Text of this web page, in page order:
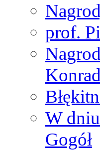
prof.
W
Gogół